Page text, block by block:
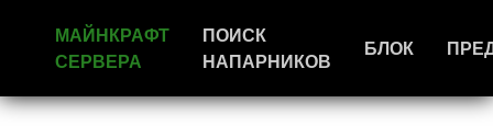
МАЙНКРАФТ
СЕРВЕРА
ПОИСК
НАПАРНИКОВ
БЛОК